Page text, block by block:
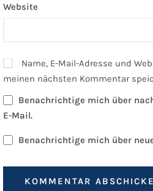
Website
Name, E-Mail-Adresse und
meinen nächsten Kommentar
Benachrichtige mich über
E-Mail.
Benachrichtige mich über